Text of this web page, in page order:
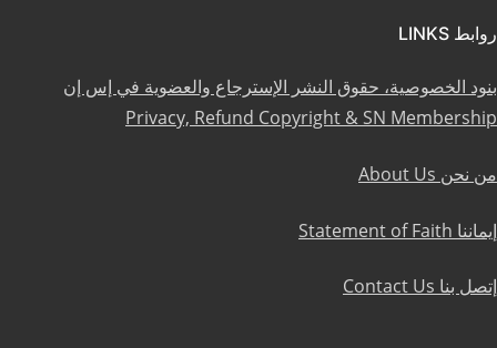
روابط LINKS
بنود الخصوصية، حقوق النشر الإسترجاع والعضوية في إس إن
Privacy, Refund Copyright & SN Membership
من نحن About Us
إيماننا Statement of Faith
إتصل بنا Contact Us